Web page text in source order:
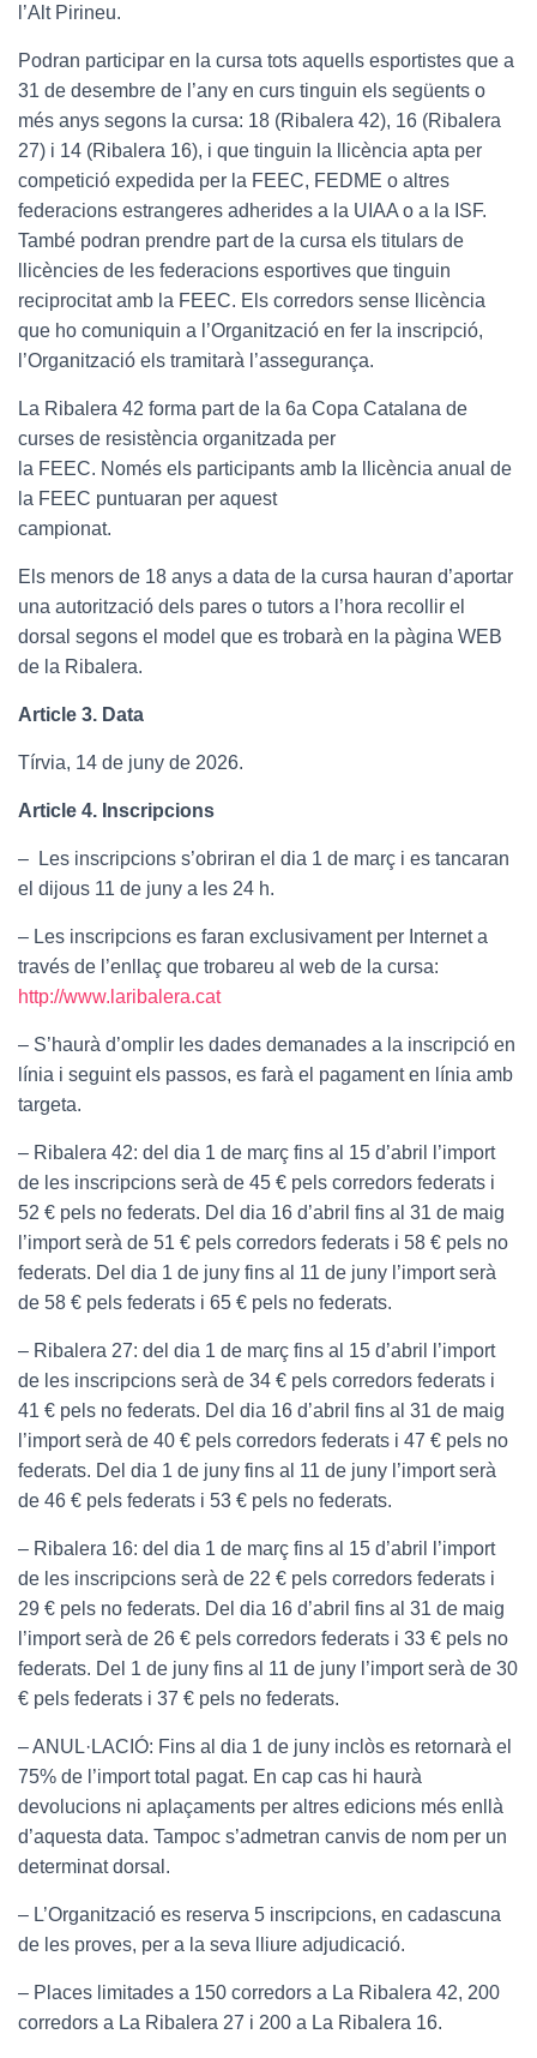
l’Alt Pirineu.
Podran participar en la cursa tots aquells esportistes que a
31 de desembre de l’any en curs tinguin els següents o
més anys segons la cursa: 18 (Ribalera 42), 16 (Ribalera
27) i 14 (Ribalera 16), i que tinguin la llicència apta per
competició expedida per la FEEC, FEDME o altres
federacions estrangeres adherides a la UIAA o a la ISF.
També podran prendre part de la cursa els titulars de
llicències de les federacions esportives que tinguin
reciprocitat amb la FEEC. Els corredors sense llicència
que ho comuniquin a l’Organització en fer la inscripció,
l’Organització els tramitarà l’assegurança.
La Ribalera 42 forma part de la 6a Copa Catalana de
curses de resistència organitzada per
la FEEC. Només els participants amb la llicència anual de
la FEEC puntuaran per aquest
campionat.
Els menors de 18 anys a data de la cursa hauran d’aportar
una autorització dels pares o tutors a l’hora recollir el
dorsal segons el model que es trobarà en la pàgina WEB
de la Ribalera.
Article 3. Data
Tírvia, 14 de juny de 2026.
Article 4. Inscripcions
– Les inscripcions s’obriran el dia 1 de març i es tancaran
el dijous 11 de juny a les 24 h.
– Les inscripcions es faran exclusivament per Internet a
través de l’enllaç que trobareu al web de la cursa:
http://www.laribalera.cat
– S’haurà d’omplir les dades demanades a la inscripció en
línia i seguint els passos, es farà el pagament en línia amb
targeta.
– Ribalera 42: del dia 1 de març fins al 15 d’abril l’import
de les inscripcions serà de 45 € pels corredors federats i
52 € pels no federats. Del dia 16 d’abril fins al 31 de maig
l’import serà de 51 € pels corredors federats i 58 € pels no
federats. Del dia 1 de juny fins al 11 de juny l’import serà
de 58 € pels federats i 65 € pels no federats.
– Ribalera 27: del dia 1 de març fins al 15 d’abril l’import
de les inscripcions serà de 34 € pels corredors federats i
41 € pels no federats. Del dia 16 d’abril fins al 31 de maig
l’import serà de 40 € pels corredors federats i 47 € pels no
federats. Del dia 1 de juny fins al 11 de juny l’import serà
de 46 € pels federats i 53 € pels no federats.
– Ribalera 16: del dia 1 de març fins al 15 d’abril l’import
de les inscripcions serà de 22 € pels corredors federats i
29 € pels no federats. Del dia 16 d’abril fins al 31 de maig
l’import serà de 26 € pels corredors federats i 33 € pels no
federats. Del 1 de juny fins al 11 de juny l’import serà de 30
€ pels federats i 37 € pels no federats.
– ANUL·LACIÓ: Fins al dia 1 de juny inclòs es retornarà el
75% de l’import total pagat. En cap cas hi haurà
devolucions ni aplaçaments per altres edicions més enllà
d’aquesta data. Tampoc s’admetran canvis de nom per un
determinat dorsal.
– L’Organització es reserva 5 inscripcions, en cadascuna
de les proves, per a la seva lliure adjudicació.
– Places limitades a 150 corredors a La Ribalera 42, 200
corredors a La Ribalera 27 i 200 a La Ribalera 16.